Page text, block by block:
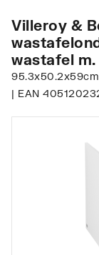
Villeroy &
wastafel
| EAN